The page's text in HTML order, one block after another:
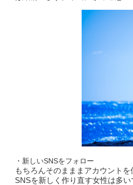
・新しいSNSをフォロー
もちろんそのまままアカウント
SNSを新しく作り直す女性は多